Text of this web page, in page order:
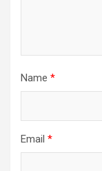
Name *
Email *